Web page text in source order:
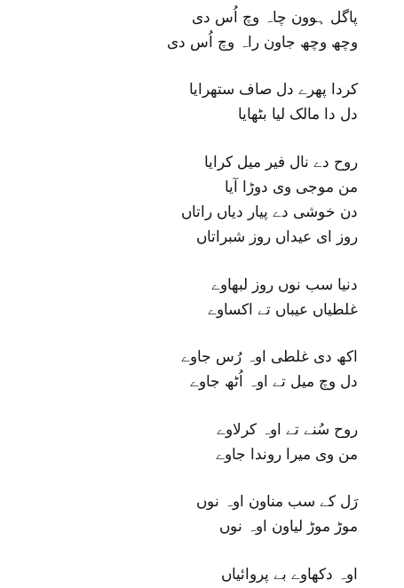
پاگل ہوون چاہ وچ اُس دی
وچھ وچھ جاون راہ وچ اُس دی
کردا پھرے دل صاف ستھرایا
دل دا مالک لیا بٹھایا
روح دے نال فیر میل کرایا
من موجی وی دوڑا آیا
دن خوشی دے پیار دیاں راتاں
روز ای عیداں روز شبراتاں
دنیا سب نوں روز لبھاوے
غلطیاں عیباں تے اکساوے
اکھ دی غلطی اوہ رُس جاوے
دل وچ میل تے اوہ اُٹھ جاوے
روح سُنے تے اوہ کرلاوے
من وی میرا روندا جاوے
رَل کے سب مناون اوہ نوں
موڑ موڑ لیاون اوہ نوں
اوہ دکھاوے بے پروائیاں